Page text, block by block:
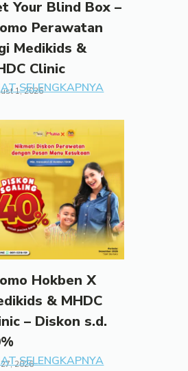
Your Blind Box –
Perawatan
Medikids &
Clinic
1, 2026
SELENGKAPNYA
Hokben X
& MHDC
– Diskon s.d.
2026
SELENGKAPNYA